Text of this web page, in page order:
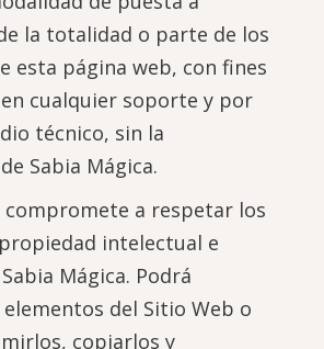
la totalidad o parte de los
esta página web, con fines
cualquier soporte y por
técnico, sin la
Sabia Mágica.
compromete a respetar los
intelectual e
Mágica. Podrá
del Sitio Web o
copiarlos y